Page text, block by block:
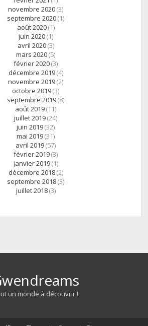
novembre 2020(3)
septembre 2020(1)
août 2020(1)
juin 2020(1)
avril 2020(3)
mars 2020(5)
février 2020(3)
décembre 2019(4)
novembre 2019(2)
octobre 2019(3)
septembre 2019(8)
août 2019(11)
juillet 2019(24)
juin 2019(32)
mai 2019(31)
avril 2019(57)
février 2019(3)
janvier 2019(1)
décembre 2018(2)
septembre 2018(3)
juillet 2018(3)
un monde à découvrir !